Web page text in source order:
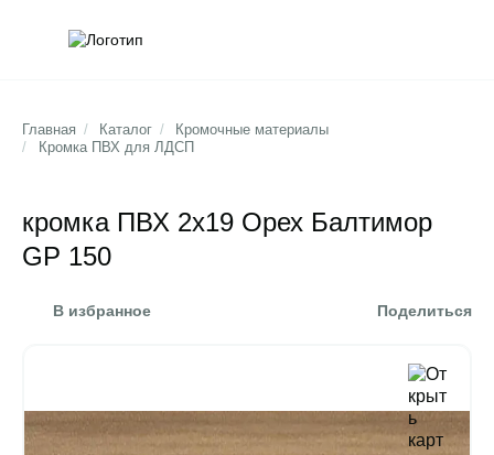
Главная / Каталог /
Кромочные материалы
/
Кромка ПВХ для ЛДСП
кромка ПВХ 2х19 Орех Балтимор
GP 150
В избранное Поделиться